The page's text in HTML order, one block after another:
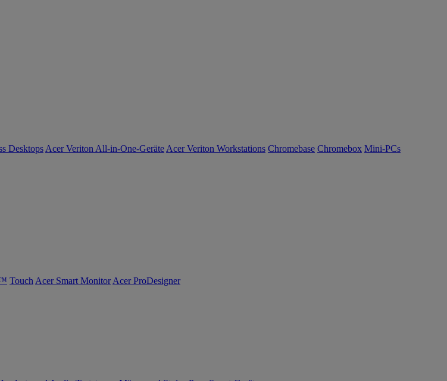
Desktops Acer Veriton All-in-One-Geräte Acer Veriton Workstations Chromebase Chromebox Mini-PCs
Touch Acer Smart Monitor Acer ProDesigner